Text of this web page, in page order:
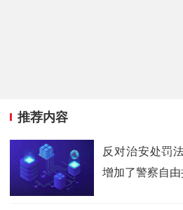
推荐内容
反对治安处罚
增加了警察自由